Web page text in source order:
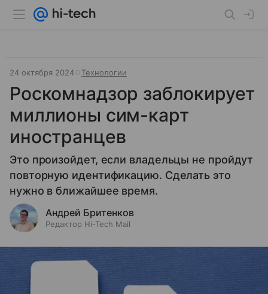
24 октября 2024 Технологии
Роскомнадзор заблокирует
миллионы сим-карт
иностранцев
Это произойдет, если владельцы не пройдут
повторную идентификацию. Сделать это
нужно в ближайшее время.
Андрей Бритенков
Редактор Hi-Tech Mail